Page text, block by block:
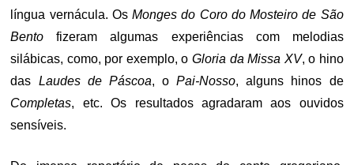
língua vernácula. OsMonges do Coro do Mosteiro de São
Bento fizeram algumas experiências com melodias
silábicas, como, por exemplo, o Gloria daMissa XV, o hino
das Laudes de Páscoa, o Pai-Nosso, alguns hinos de
Completas, etc. Os resultados agradaram aos ouvidos
sensíveis.